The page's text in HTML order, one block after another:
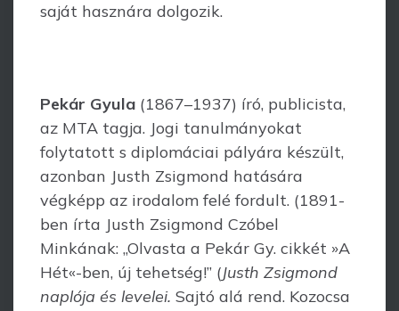
saját hasznára dolgozik.
Pekár Gyula (1867–1937) író, publicista,
az MTA tagja. Jogi tanulmányokat
folytatott s diplomáciai pályára készült,
azonban Justh Zsigmond hatására
végképp az irodalom felé fordult. (1891-
ben írta Justh Zsigmond Czóbel
Minkának: „Olvasta a Pekár Gy. cikkét »A
Hét«-ben, új tehetség!” (Justh Zsigmond
naplója és levelei. Sajtó alá rend. Kozocsa